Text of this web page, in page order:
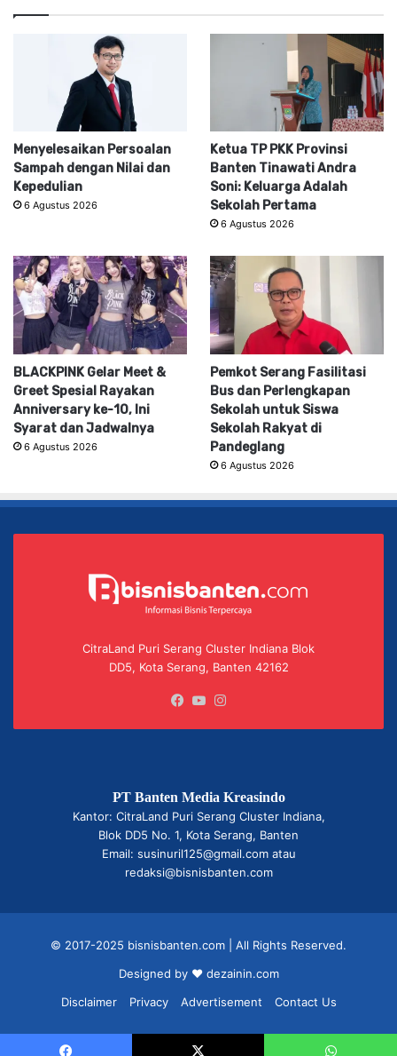
Menyelesaikan Persoalan
Sampah dengan Nilai dan
Kepedulian
6 Agustus 2026
Ketua TP PKK Provinsi
Banten Tinawati Andra
Soni: Keluarga Adalah
Sekolah Pertama
6 Agustus 2026
BLACKPINK Gelar Meet &
Greet Spesial Rayakan
Anniversary ke-10, Ini
Syarat dan Jadwalnya
6 Agustus 2026
Pemkot Serang Fasilitasi
Bus dan Perlengkapan
Sekolah untuk Siswa
Sekolah Rakyat di
Pandeglang
6 Agustus 2026
CitraLand Puri Serang Cluster Indiana Blok
DD5, Kota Serang, Banten 42162
Facebook
YouTube
PT Banten Media Kreasindo
Kantor: CitraLand Puri Serang Cluster Indiana,
Blok DD5 No. 1, Kota Serang, Banten
Email: susinuril125@gmail.com atau
redaksi@bisnisbanten.com
© 2017-2025 bisnisbanten.com | All Rights Reserved.
Designed by ❤ dezainin.com
Disclaimer
Privacy Advertisement Contact Us